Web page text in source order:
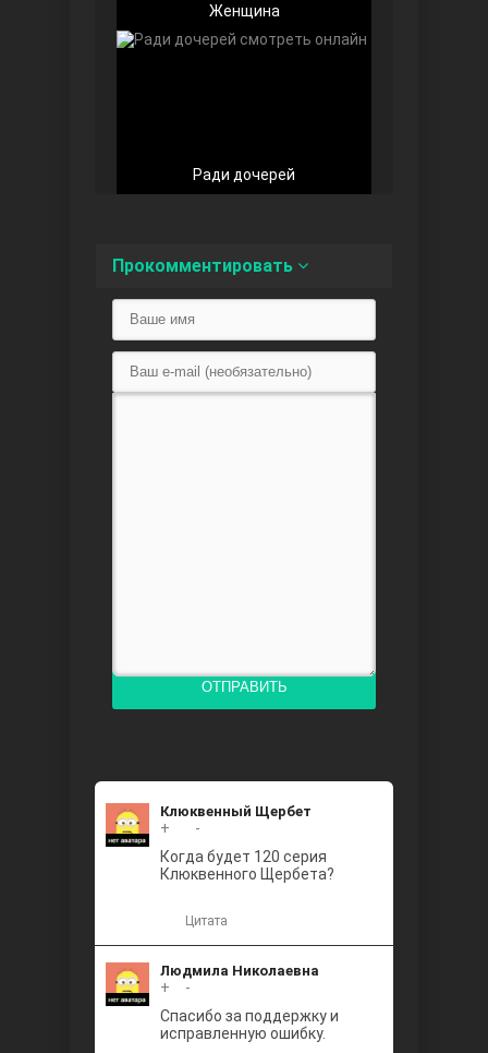
Между
Женщина
Ради дочерей
Прокомментировать
ОТПРАВИТЬ
Клюквенный Щербет
+
-
Когда будет 120 серия
Клюквенного Щербета?
Цитата
Людмила Николаевна
+
-
Спасибо за поддержку и
исправленную ошибку.